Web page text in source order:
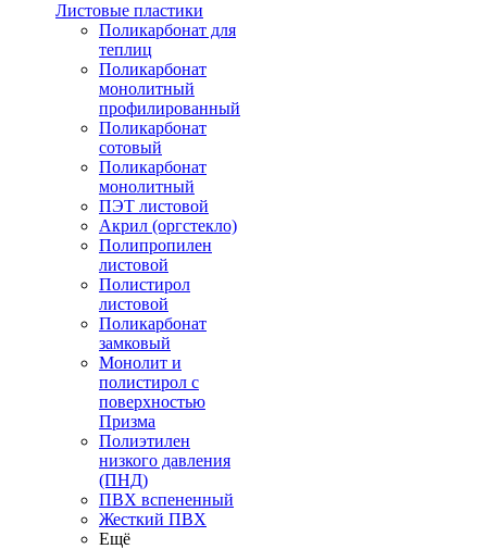
Листовые пластики
Поликарбонат для
теплиц
Поликарбонат
монолитный
профилированный
Поликарбонат
сотовый
Поликарбонат
монолитный
ПЭТ листовой
Акрил (оргстекло)
Полипропилен
листовой
Полистирол
листовой
Поликарбонат
замковый
Монолит и
полистирол с
поверхностью
Призма
Полиэтилен
низкого давления
(ПНД)
ПВХ вспененный
Жесткий ПВХ
Ещё